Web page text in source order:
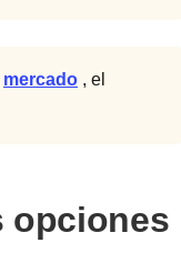
mercado , el
opciones